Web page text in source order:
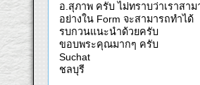
อ.สุภาพ ครับ ไม่ทราบว่าเราสา
อย่างใน Form จะสามารถทำได้
รบกวนแนะนำด้วยครับ
ขอบพระคุณมากๆ ครับ
Suchat
ชลบุรี